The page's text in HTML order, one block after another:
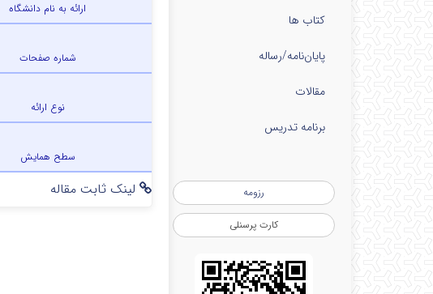
کتاب ها
پایان‌نامه‌/رساله
مقالات
برنامه تدریس
رزومه
کارت پرسنلی
ارائه به نام دانشگاه
شماره صفحات
نوع ارائه
سطح همایش
لینک ثابت مقاله